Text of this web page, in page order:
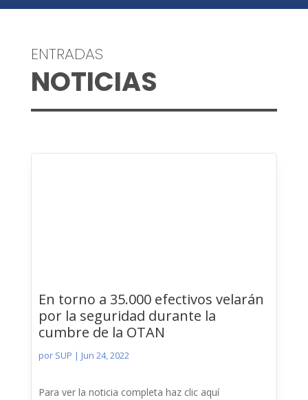
ENTRADAS
NOTICIAS
En torno a 35.000 efectivos velarán
por la seguridad durante la
cumbre de la OTAN
por SUP | Jun 24, 2022
Para ver la noticia completa haz clic aquí